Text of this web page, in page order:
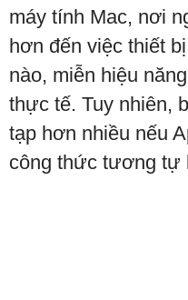
máy tính Mac, nơi
hơn đến việc thiết
nào, miễn hiệu
thực tế. Tuy nhiên,
tạp hơn nhiều nếu
công thức tương tự